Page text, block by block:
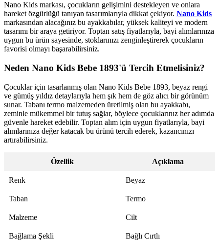
Nano Kids markası, çocukların gelişimini destekleyen ve onlara
hareket özgürlüğü tanıyan tasarımlarıyla dikkat çekiyor. Nano Kids
markasından alacağınız bu ayakkabılar, yüksek kaliteyi ve modern
tasarımı bir araya getiriyor. Toptan satış fiyatlarıyla, bayi alımlarınıza
uygun bu ürün sayesinde, stoklarınızı zenginleştirerek çocukların
favorisi olmayı başarabilirsiniz.
Neden Nano Kids Bebe 1893'ü Tercih Etmelisiniz?
Çocuklar için tasarlanmış olan Nano Kids Bebe 1893, beyaz rengi
ve gümüş yıldız detaylarıyla hem şık hem de göz alıcı bir görünüm
sunar. Tabanı termo malzemeden üretilmiş olan bu ayakkabı,
zeminle mükemmel bir tutuş sağlar, böylece çocuklarınız her adımda
güvenle hareket edebilir. Toptan alım için uygun fiyatlarıyla, bayi
alımlarınıza değer katacak bu ürünü tercih ederek, kazancınızı
artırabilirsiniz.
Özellik Açıklama
Renk Beyaz
Taban Termo
Malzeme Cilt
Bağlama Şekli Bağlı Cırtlı